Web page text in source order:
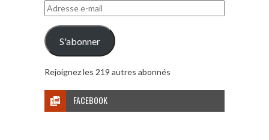
Adresse
e-
mail
S'abonner
Rejoignez les 219 autres abonnés
FACEBOOK